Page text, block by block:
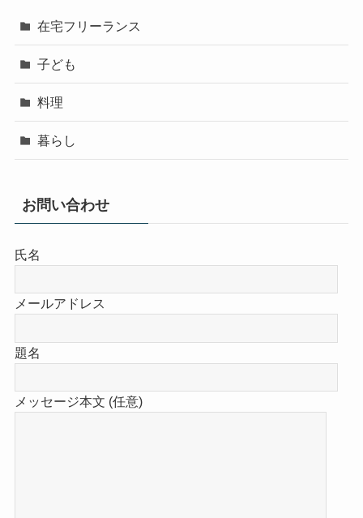
在宅フリーランス
子ども
料理
暮らし
お問い合わせ
氏名
メールアドレス
題名
メッセージ本文 (任意)